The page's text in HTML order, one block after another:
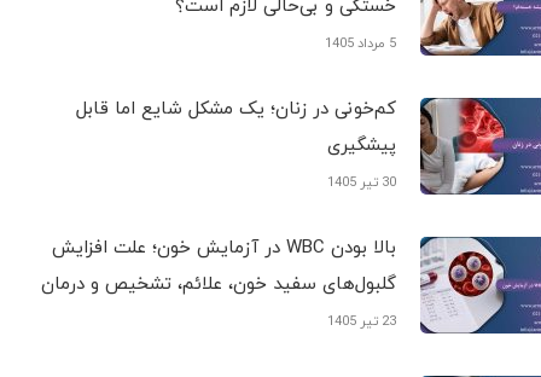
خستگی و بی‌حالی لازم است؟
5 مرداد 1405
کم‌خونی در زنان؛ یک مشکل شایع اما قابل
پیشگیری
30 تیر 1405
بالا بودن WBC در آزمایش خون؛ علت افزایش
گلبول‌های سفید خون، علائم، تشخیص و درمان
23 تیر 1405